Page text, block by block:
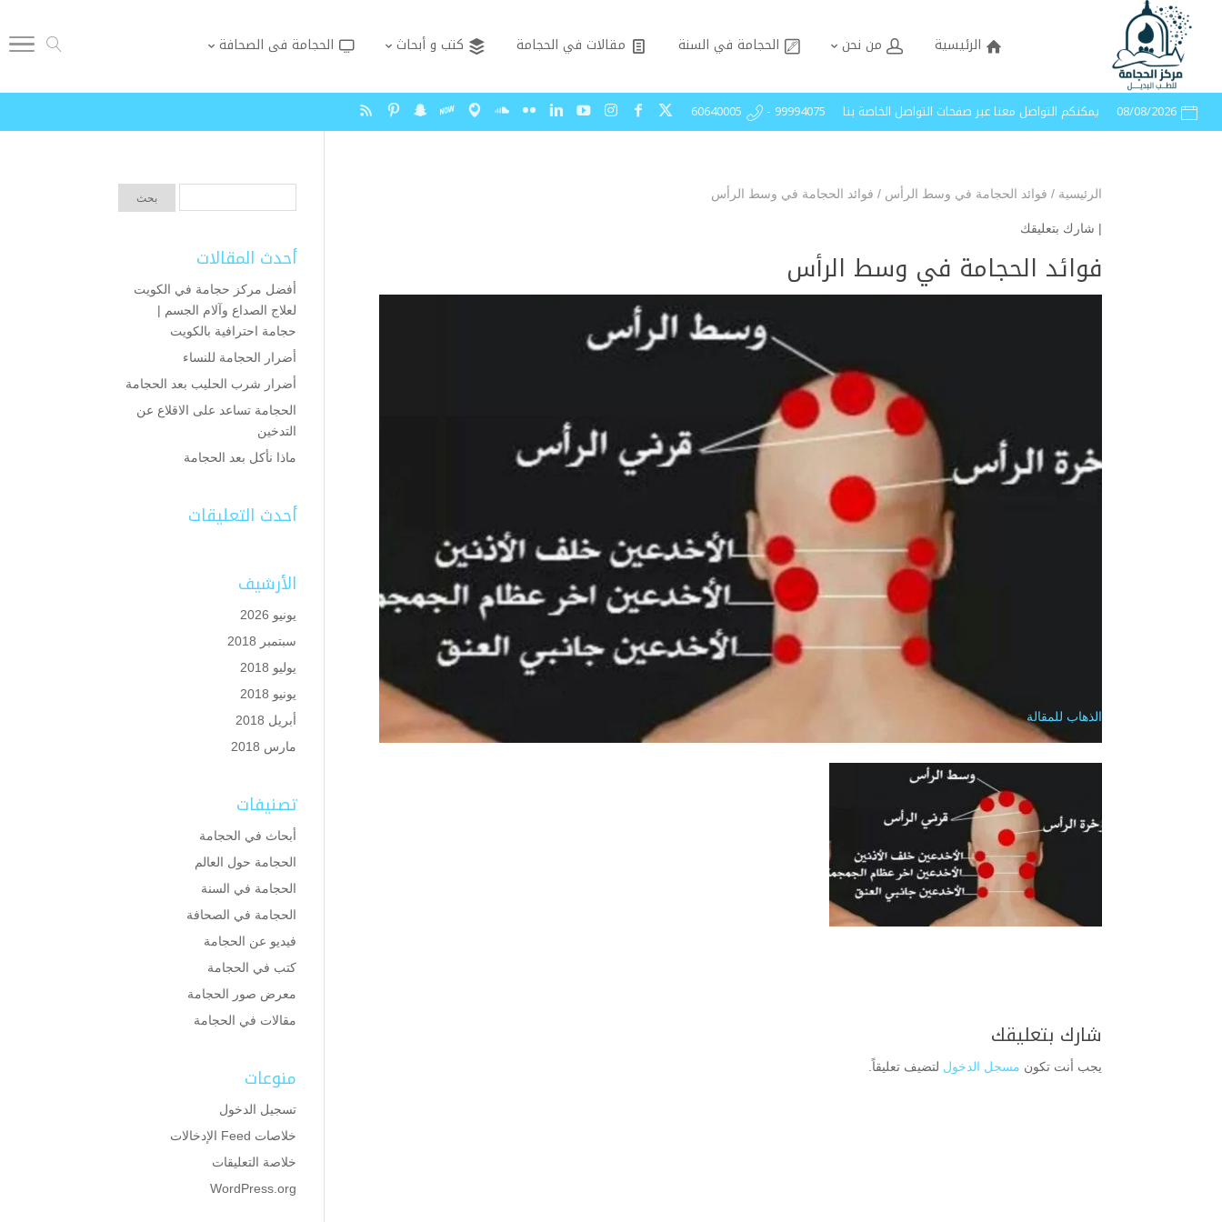
الرئيسية من نحن الحجامة في السنة مقالات في الحجامة كتب و أبحاث الحجامة فى الصحافة
08/08/2026 يمكنكم التواصل معنا عبر صفحات التواصل الخاصة بنا 99994075 - 60640005
الرئيسية / فوائد الحجامة في وسط الرأس / فوائد الحجامة في وسط الرأس
| شارك بتعليقك
فوائد الحجامة في وسط الرأس
الذهاب للمقالة
شارك بتعليقك
يجب أنت تكون مسجل الدخول لتضيف تعليقاً.
أحدث المقالات
أفضل مركز حجامة في الكويت
لعلاج الصداع وآلام الجسم |
حجامة احترافية بالكويت
أضرار الحجامة للنساء
أضرار شرب الحليب بعد الحجامة
الحجامة تساعد على الاقلاع عن
التدخين
ماذا نأكل بعد الحجامة
أحدث التعليقات
الأرشيف
يونيو 2026
سبتمبر 2018
يوليو 2018
يونيو 2018
أبريل 2018
مارس 2018
تصنيفات
أبحاث في الحجامة
الحجامة حول العالم
الحجامة في السنة
الحجامة في الصحافة
فيديو عن الحجامة
كتب في الحجامة
معرض صور الحجامة
مقالات في الحجامة
منوعات
تسجيل الدخول
خلاصات Feed الإدخالات
خلاصة التعليقات
WordPress.org